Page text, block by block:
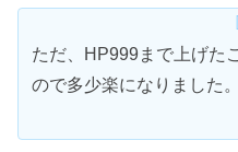
ただ、HP999まで上げた
ので多少楽になりました。